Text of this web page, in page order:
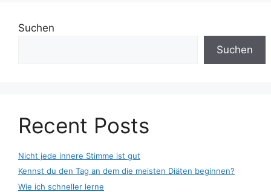
Suchen
Suchen
Recent Posts
Nicht jede innere Stimme ist gut
Kennst du den Tag an dem die meisten Diäten beginnen?
Wie ich schneller lerne